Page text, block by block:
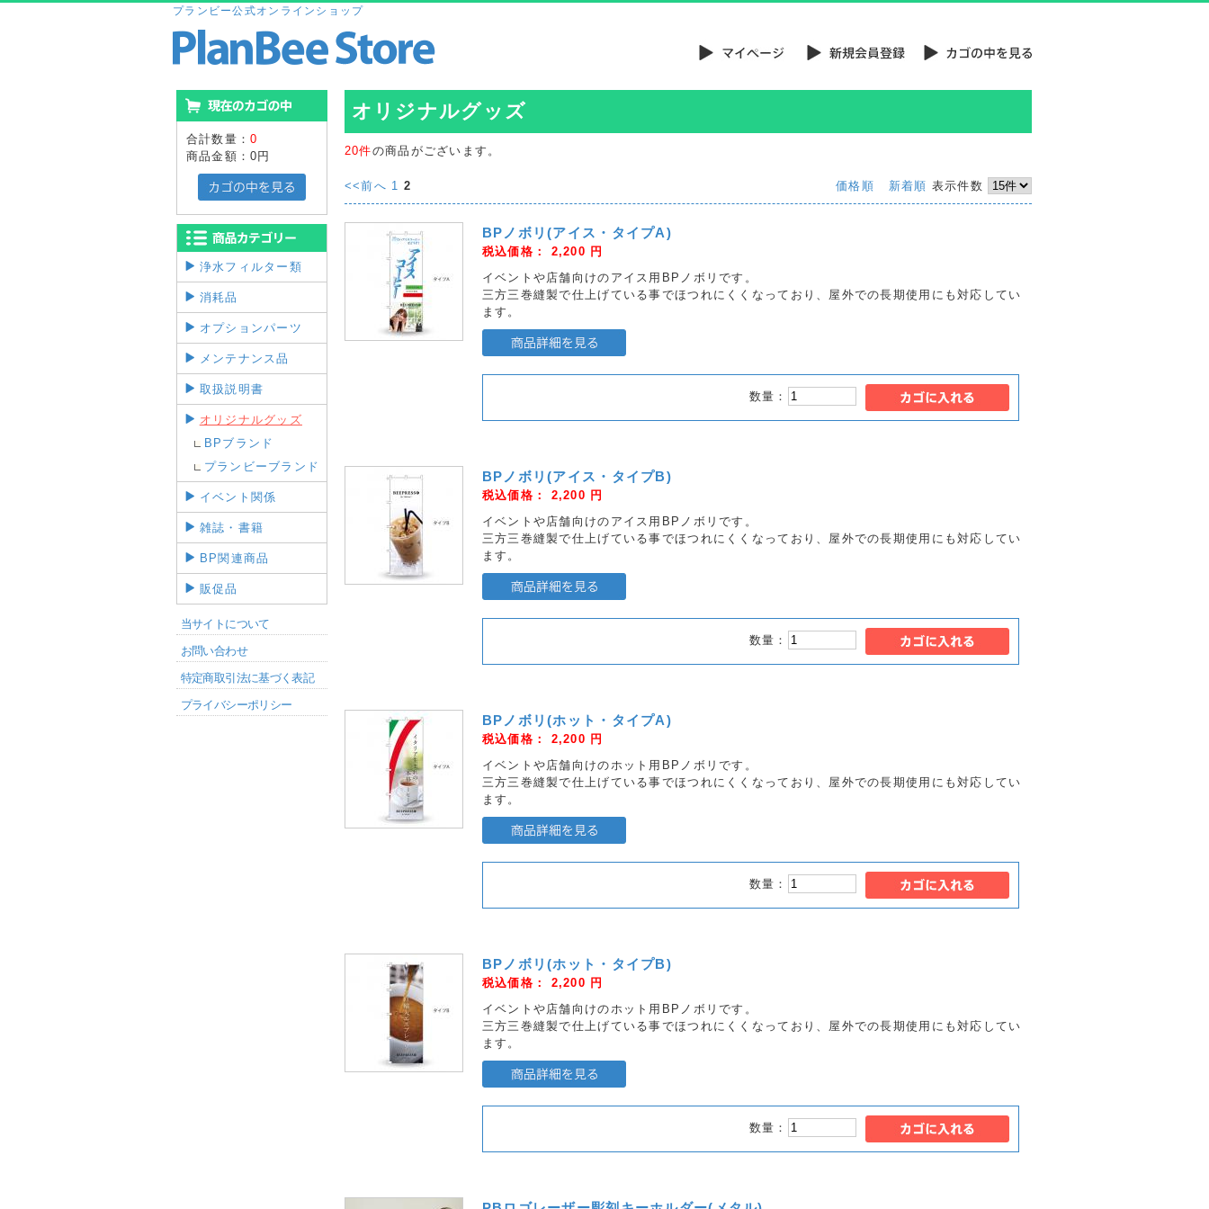
プランビー公式オンラインショップ
合計数量：0
商品金額：0円
浄水フィルター類
消耗品
オプションパーツ
メンテナンス品
取扱説明書
オリジナルグッズ
BPブランド
プランビーブランド
イベント関係
雑誌・書籍
BP関連商品
販促品
当サイトについて
お問い合わせ
特定商取引法に基づく表記
プライバシーポリシー
オリジナルグッズ
20件の商品がございます。
価格順 新着順 表示件数
<<前へ 1 2
BPノボリ(アイス・タイプA)
税込価格： 2,200 円
イベントや店舗向けのアイス用BPノボリです。
三方三巻縫製で仕上げている事でほつれにくくなっており、屋外での長期使用にも対応してい
ます。
数量：
BPノボリ(アイス・タイプB)
税込価格： 2,200 円
イベントや店舗向けのアイス用BPノボリです。
三方三巻縫製で仕上げている事でほつれにくくなっており、屋外での長期使用にも対応してい
ます。
数量：
BPノボリ(ホット・タイプA)
税込価格： 2,200 円
イベントや店舗向けのホット用BPノボリです。
三方三巻縫製で仕上げている事でほつれにくくなっており、屋外での長期使用にも対応してい
ます。
数量：
BPノボリ(ホット・タイプB)
税込価格： 2,200 円
イベントや店舗向けのホット用BPノボリです。
三方三巻縫製で仕上げている事でほつれにくくなっており、屋外での長期使用にも対応してい
ます。
数量：